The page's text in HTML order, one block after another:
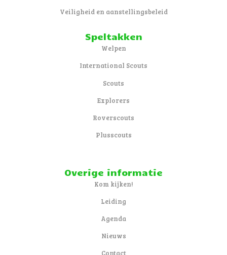
Veiligheid en aanstellingsbeleid
Speltakken
Welpen
International Scouts
Scouts
Explorers
Roverscouts
Plusscouts
Overige informatie
Kom kijken!
Leiding
Agenda
Nieuws
Contact